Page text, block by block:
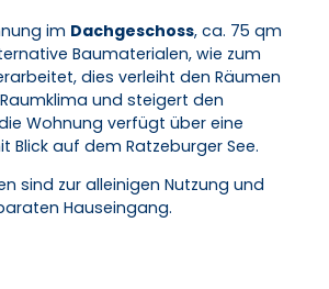
D
o
m
/
M
o
r
g
im Dachgeschoss, ca. 75 qm
Baumaterialen, wie zum
dies verleiht den Räumen
und steigert den
Wohnung verfügt über eine
Blick auf dem Ratzeburger See.
sind zur alleinigen Nutzung und
Hauseingang.